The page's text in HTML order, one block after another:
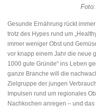
Gesunde Ernährung rückt
trotz des Hypes rund um
immer weniger Obst und
vor knapp einem Jahr die neue
1000 gute Gründe“ ins Leben
ganze Branche will die
Zielgruppe der jungen
Impulsen rund um regionales
Nachkochen anregen – und